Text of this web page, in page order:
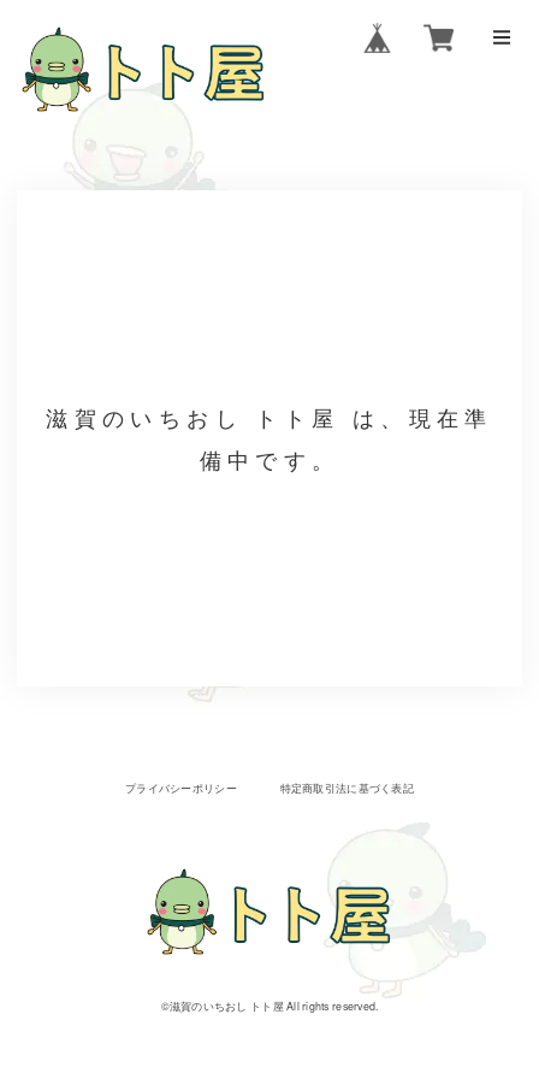
滋賀のいちおし トト屋 は、現在準
備中です。
プライバシーポリシー 特定商取引法に基づく表記
©︎滋賀のいちおし トト屋 All rights reserved.